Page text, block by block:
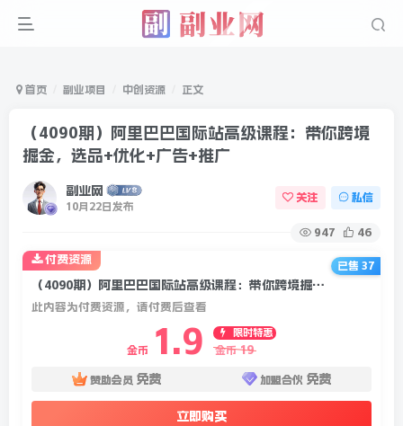
首页 副业项目 中创资源 正文
（4090期）阿里巴巴国际站高级课程：带你跨境
掘金，选品+优化+广告+推广
副业网
10月22日发布
关注 私信
947 46
（4090期）阿里巴巴国际站高级课程：带你跨境掘金，选品+优化+广告+推广
此内容为付费资源，请付费后查看
金币 1.9
限时特惠
金币 19
赞助会员 免费 加盟合伙 免费
立即购买
付费资源
已售 37